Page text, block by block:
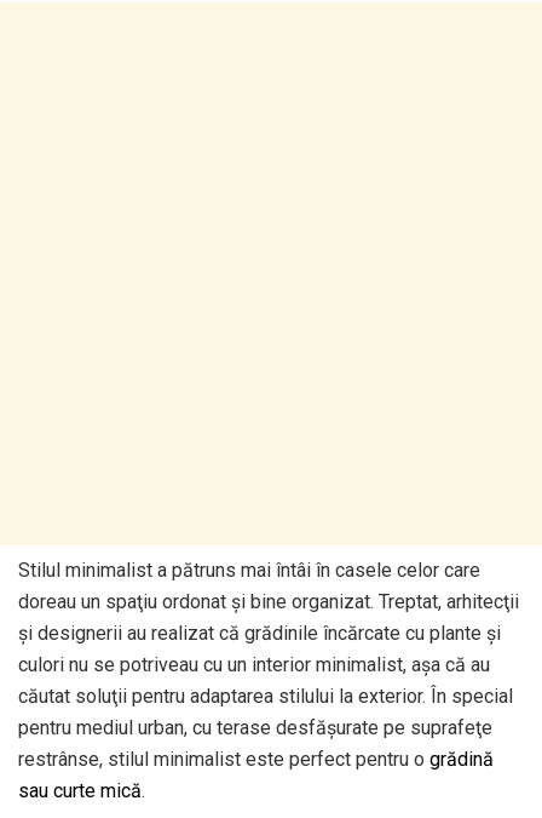
Stilul minimalist a pătruns mai întâi în casele celor care
doreau un spaţiu ordonat şi bine organizat. Treptat, arhitecţii
şi designerii au realizat că grădinile încărcate cu plante şi
culori nu se potriveau cu un interior minimalist, aşa că au
căutat soluţii pentru adaptarea stilului la exterior. În special
pentru mediul urban, cu terase desfăşurate pe suprafeţe
restrânse, stilul minimalist este perfect pentru o grădină
sau curte mică.